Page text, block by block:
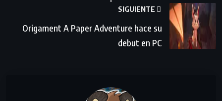
SIGUIENTE
Origament A Paper Adventure hace su
debut en PC